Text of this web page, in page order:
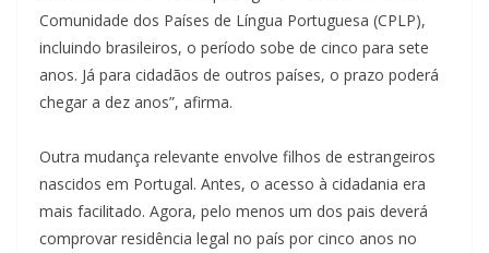
Comunidade dos Países de Língua Portuguesa (CPLP),
incluindo brasileiros, o período sobe de cinco para sete
anos. Já para cidadãos de outros países, o prazo poderá
chegar a dez anos”, afirma.
Outra mudança relevante envolve filhos de estrangeiros
nascidos em Portugal. Antes, o acesso à cidadania era
mais facilitado. Agora, pelo menos um dos pais deverá
comprovar residência legal no país por cinco anos no